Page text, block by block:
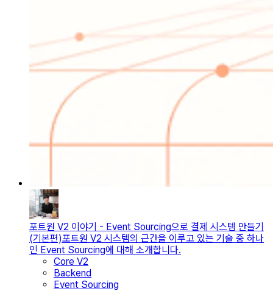
포트원 V2 이야기 - Event Sourcing으로 결제 시스템 만들기
(기본편)포트원 V2 시스템의 근간을 이루고 있는 기술 중 하나
인 Event Sourcing에 대해 소개합니다.
Core V2
Backend
Event Sourcing